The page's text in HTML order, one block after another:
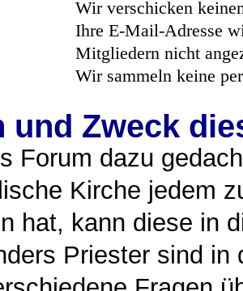
Wir verschicken
Ihre E-Mail-Adresse
Mitgliedern nicht
Wir sammeln keine
und Zweck
Forum dazu
Kirche jedem
hat, kann diese in
Priester sind in